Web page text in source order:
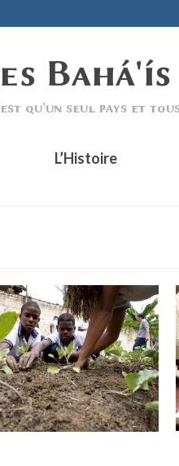
L’Histoire